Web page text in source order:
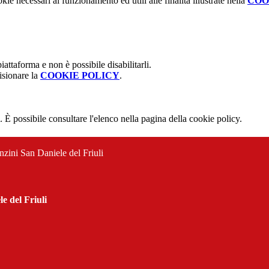
e non è possibile disabilitarli.
la COOKIE POLICY.
possibile consultare l'elenco nella pagina della cookie policy.
San Daniele del Friuli
del Friuli